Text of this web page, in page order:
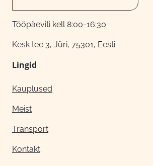
Tööpäeviti kell 8:00-16:30
Kesk tee 3, Jüri, 75301, Eesti
Lingid
Kauplused
Meist
Transport
Kontakt